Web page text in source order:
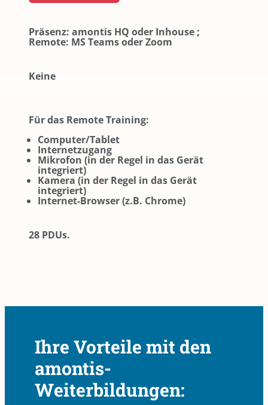
Präsenz: amontis HQ oder Inhouse ;
Remote: MS Teams oder Zoom
Keine
Für das Remote Training:
Computer/Tablet
Internetzugang
Mikrofon (in der Regel in das Gerät
integriert)
Kamera (in der Regel in das Gerät
integriert)
Internet-Browser (z.B. Chrome)
28 PDUs.
Ihre Vorteile mit den
amontis-
Weiterbildungen: